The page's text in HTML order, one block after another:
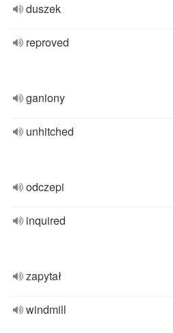
duszek
reproved
ganiony
unhitched
odczepi
inquired
zapytał
windmill